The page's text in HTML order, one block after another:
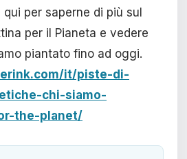
per saperne di più sul
per il Pianeta e vedere
piantato fino ad oggi.
it/piste-di-
chi-siamo-
the-planet/